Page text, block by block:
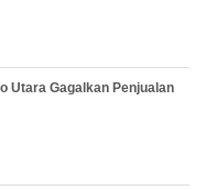
Utara Gagalkan Penjualan